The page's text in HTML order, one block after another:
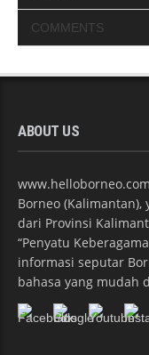
COMMENTS
ABOUT US
Borneo
dari Provinsi
“Penyatu
informasi seputar
bahasa yang mudah